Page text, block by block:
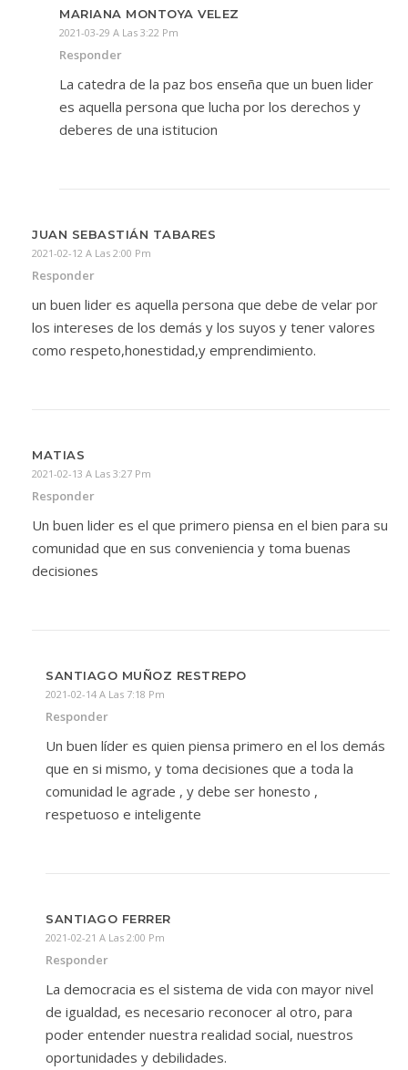
MARIANA MONTOYA VELEZ
2021-03-29 A Las 3:22 Pm
Responder
La catedra de la paz bos enseña que un buen lider
es aquella persona que lucha por los derechos y
deberes de una istitucion
JUAN SEBASTIÁN TABARES
2021-02-12 A Las 2:00 Pm
Responder
un buen lider es aquella persona que debe de velar por
los intereses de los demás y los suyos y tener valores
como respeto,honestidad,y emprendimiento.
MATIAS
2021-02-13 A Las 3:27 Pm
Responder
Un buen lider es el que primero piensa en el bien para su
comunidad que en sus conveniencia y toma buenas
decisiones
SANTIAGO MUÑOZ RESTREPO
2021-02-14 A Las 7:18 Pm
Responder
Un buen líder es quien piensa primero en el los demás
que en si mismo, y toma decisiones que a toda la
comunidad le agrade , y debe ser honesto ,
respetuoso e inteligente
SANTIAGO FERRER
2021-02-21 A Las 2:00 Pm
Responder
La democracia es el sistema de vida con mayor nivel
de igualdad, es necesario reconocer al otro, para
poder entender nuestra realidad social, nuestros
oportunidades y debilidades.